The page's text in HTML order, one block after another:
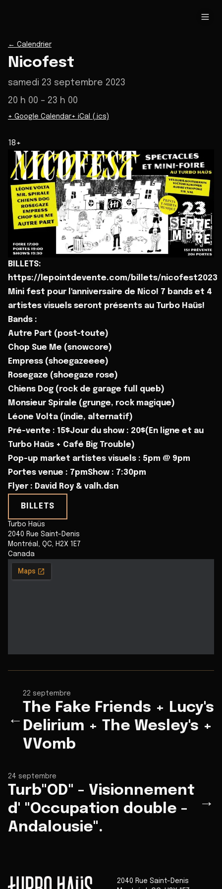
← Calendrier
Nicofest
samedi 23 septembre 2023
20 h 00 – 23 h 00
+ Google Calendar+ iCal (.ics)
18+
BILLETS:
https://lepointdevente.com/billets/nicofest2023
Mini fest pour l'anniversaire de Nico! 7 bands et 4
artistes visuels seront présents au Turbo Haüs!
Bands :
Autre Part (post-toute)
Chop Sue Me (snowcore)
Empress (shoegazeeee)
Rosegaze (shoegaze rose)
Chiens Dog (rock de garage full queb)
Monsieur Spirale (grunge, rock magique)
Léone Volta (indie, alternatif)
Pré-vente : 15$Jour du show : 20$(En ligne et au
Turbo Haüs + Café Big Trouble)
Pop-up market artistes visuels : 5pm @ 9pm
Portes venue : 7pmShow : 7:30pm
Flyer : David Roy & valh.dsn
BILLETS
Turbo Haüs
2040 Rue Saint-Denis
Montréal
QC
H2X 1E7
Canada
←
22 septembre
The Fake Friends + Lucy's
Delirium + The Wesley's +
VVomb
24 septembre
Turb"OD" - Visionnement
d' "Occupation double -
Andalousie".
→
2040 Rue Saint-Denis